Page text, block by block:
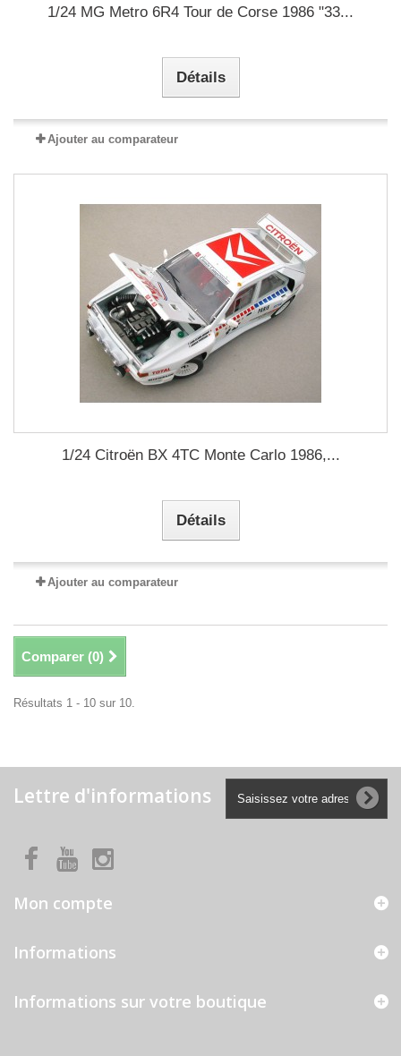
1/24 MG Metro 6R4 Tour de Corse 1986 "33...
Détails
Ajouter au comparateur
1/24 Citroën BX 4TC Monte Carlo 1986,...
Détails
Ajouter au comparateur
Comparer (0)
Résultats 1 - 10 sur 10.
Lettre d'informations
Mon compte
Informations
Informations sur votre boutique